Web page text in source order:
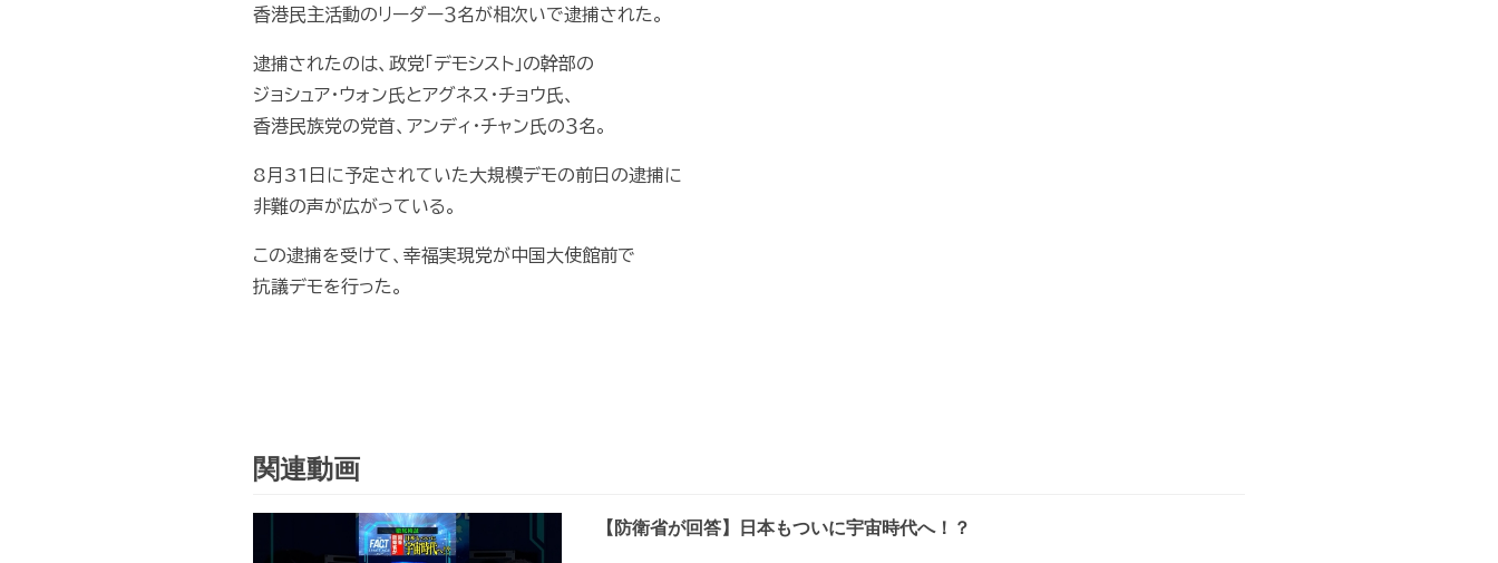
香港民主活動のリーダー３名が相次いで逮捕された。
逮捕されたのは、政党「デモシスト」の幹部の
ジョシュア・ウォン氏とアグネス・チョウ氏、
香港民族党の党首、アンディ・チャン氏の３名。
8月31日に予定されていた大規模デモの前日の逮捕に
非難の声が広がっている。
この逮捕を受けて、幸福実現党が中国大使館前で
抗議デモを行った。
関連動画
【防衛省が回答】日本もついに宇宙時代へ！？